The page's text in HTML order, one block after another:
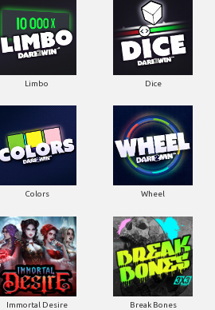
Limbo Dice
Colors Wheel
Immortal Desire Break Bones